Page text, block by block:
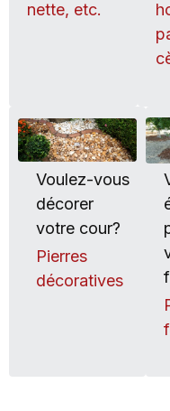
nette, etc.
Voulez-vous
décorer
votre cour?
Pierres
décoratives